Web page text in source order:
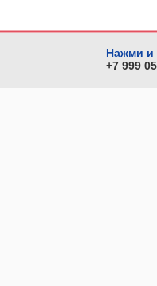
Нажми и
+7 999